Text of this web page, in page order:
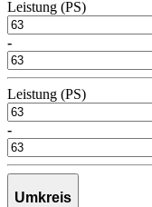
Leistung (PS)
-
Leistung (PS)
-
Umkreis